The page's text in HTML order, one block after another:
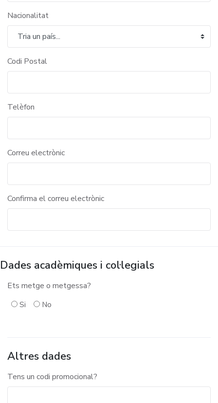
Nacionalitat
Codi Postal
Telèfon
Correu electrònic
Confirma el correu electrònic
Dades acadèmiques i col·legials
Ets metge o metgessa?
Si No
Altres dades
Tens un codi promocional?